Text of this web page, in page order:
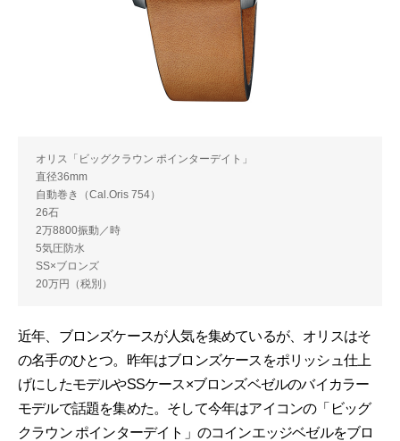
オリス「ビッグクラウン ポインターデイト」
直径36mm
自動巻き（Cal.Oris 754）
26石
2万8800振動／時
5気圧防水
SS×ブロンズ
20万円（税別）
近年、ブロンズケースが人気を集めているが、オリスはそ
の名手のひとつ。昨年はブロンズケースをポリッシュ仕上
げにしたモデルやSSケース×ブロンズベゼルのバイカラー
モデルで話題を集めた。そして今年はアイコンの「ビッグ
クラウン ポインターデイト」のコインエッジベゼルをブロ